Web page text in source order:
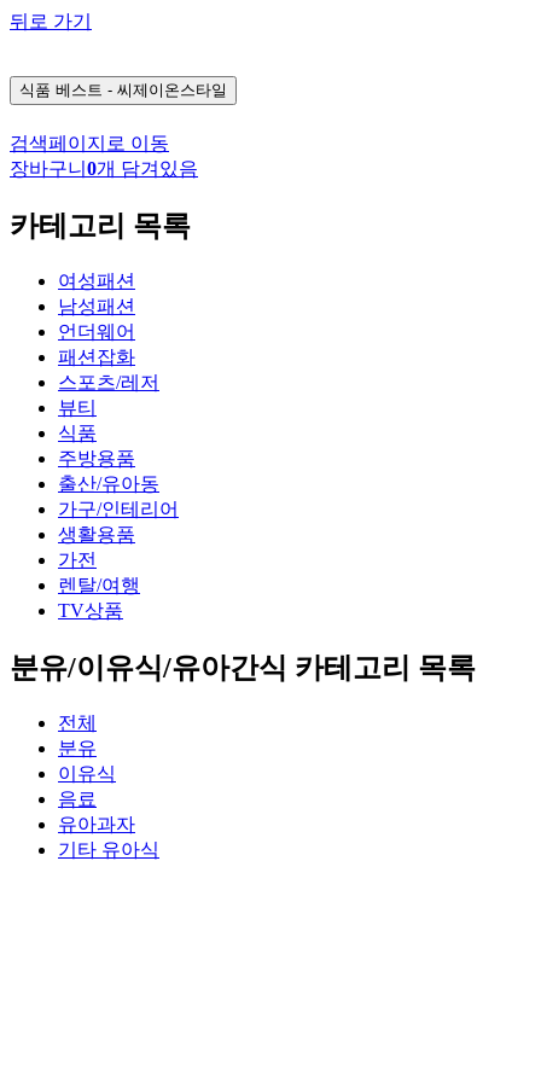
뒤로 가기
식품 베스트 - 씨제이온스타일
검색페이지로 이동
장바구니 0개 담겨있음
카테고리 목록
여성패션
남성패션
언더웨어
패션잡화
스포츠/레저
뷰티
식품
주방용품
출산/유아동
가구/인테리어
생활용품
가전
렌탈/여행
TV상품
분유/이유식/유아간식 카테고리 목록
전체
분유
이유식
음료
유아과자
기타 유아식